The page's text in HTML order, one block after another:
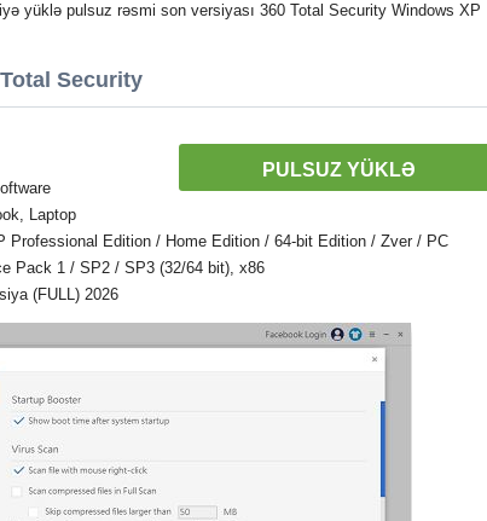
yüklə pulsuz rəsmi son versiyası 360 Total Security Windows XP
Security
PULSUZ YÜKLƏ
Laptop
Edition / Home Edition / 64-bit Edition / Zver / PC
Pack 1 / SP2 / SP3 (32/64 bit), x86
(FULL) 2026